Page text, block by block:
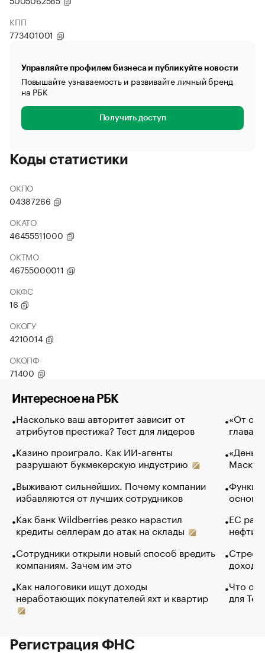
КПП
773401001
Управляйте профилем бизнеса и публикуйте новости
Повышайте узнаваемость и развивайте личный бренд
на РБК
Получить доступ
Коды статистики
ОКПО
04387266
ОКАТО
46455511000
ОКТМО
46755000011
ОКФС
16
ОКОГУ
4210014
ОКОПФ
71400
Интересное на РБК
Насколько ваш авторитет зависит от
атрибутов престижа? Тест для лидеров
Казино проиграло. Как ИИ-агенты
разрушают букмекерскую индустрию
Выживают сильнейших. Почему компании
избавляются от лучших сотрудников
Как банк Wildberries резко нарастил
кредиты селлерам до атак на склады
Сотрудники открыли новый способ вредить
компаниям. Зачем им это
Как налоговики ищут доходы
неработающих покупателей яхт и квартир
«От
глава
Маск в
основ
ЕС
нефти
Что
для
Регистрация ФНС